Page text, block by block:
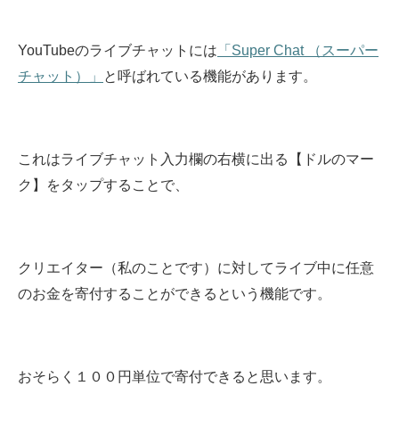
YouTubeのライブチャットには 「Super Chat （スーパー
チャット）」
と呼ばれている機能があります。
これはライブチャット入力欄の右横に出る【ドルのマー
ク】をタップすることで、
クリエイター（私のことです）に対してライブ中に任意
のお金を寄付することができるという機能です。
おそらく１００円単位で寄付できると思います。